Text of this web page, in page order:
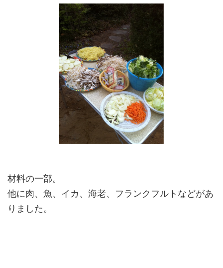
材料の一部。
他に肉、魚、イカ、海老、フランクフルトなどがあ
りました。